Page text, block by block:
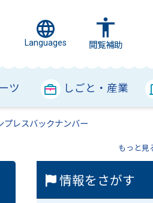
Languages 閲覧補助
ツ しごと・産業
プレスバックナンバー
もっと見
情報をさがす